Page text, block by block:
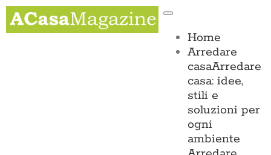
Salta
contenuto
Toggle
Home
Arredare
casaArredare
casa: idee,
stili e
soluzioni per
ogni
ambiente